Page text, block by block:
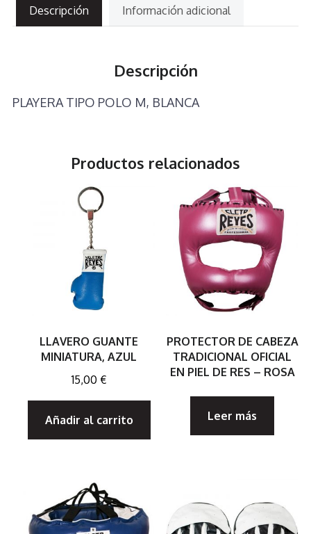
cantidad
Descripción Información adicional
Descripción
PLAYERA TIPO POLO M, BLANCA
Productos relacionados
LLAVERO GUANTE
MINIATURA, AZUL
15,00 €
Añadir al carrito
PROTECTOR DE CABEZA
TRADICIONAL OFICIAL
EN PIEL DE RES – ROSA
Leer más